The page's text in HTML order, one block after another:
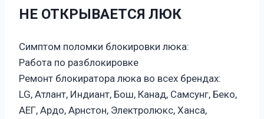
НЕ ОТКРЫВАЕТСЯ ЛЮК
Симптом поломки блокировки люка:
Работа по разблокировке
Ремонт блокиратора люка во всех брендах:
LG, Атлант, Индиант, Бош, Канад, Самсунг, Беко,
АЕГ, Ардо, Арнстон, Электролюкс, Ханса,